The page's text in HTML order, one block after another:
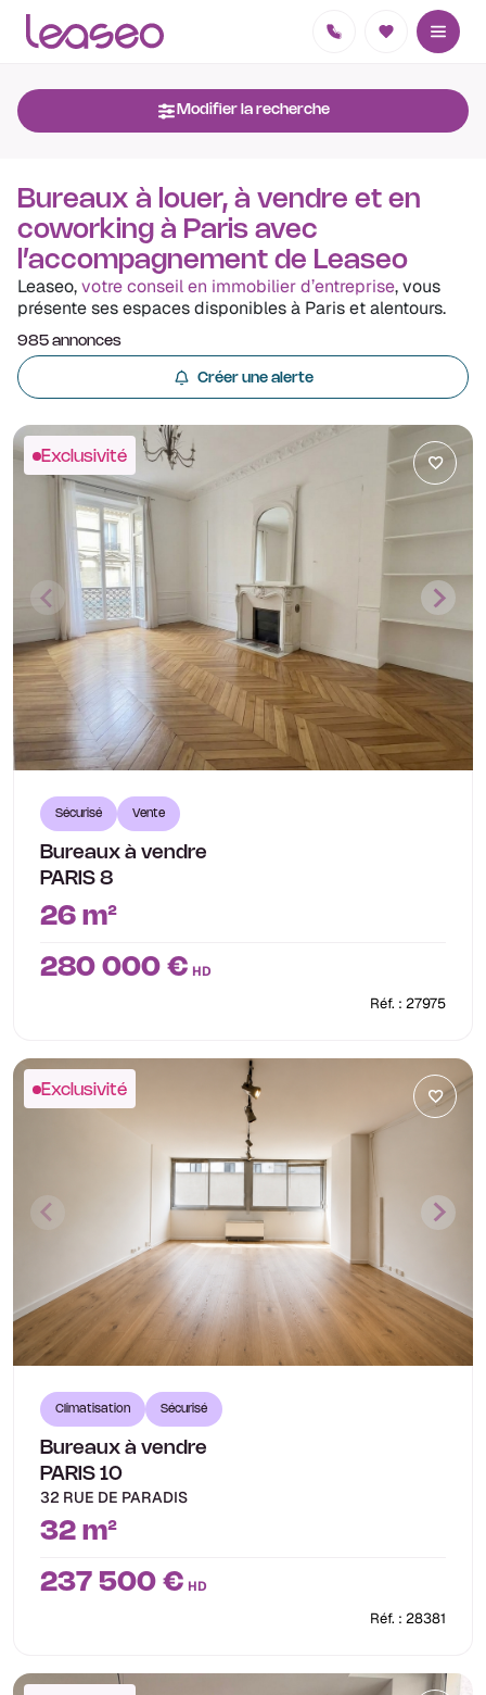
Modifier la recherche
Bureaux à louer, à vendre et en
coworking à Paris avec
l’accompagnement de Leaseo
Leaseo,votre conseil en immobilier d’entreprise, vous
présente ses espaces disponibles à Paris et alentours.
985 annonces
Créer une alerte
Exclusivité
Sécurisé Vente
Bureaux à vendre
PARIS 8
26 m²
280 000 € HD
Réf. : 27975
Exclusivité
Climatisation Sécurisé
Bureaux à vendre
PARIS 10
32 RUE DE PARADIS
32 m²
237 500 € HD
Réf. : 28381